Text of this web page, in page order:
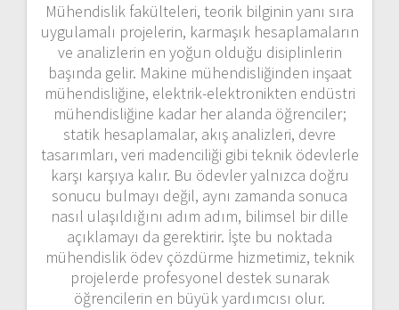
Mühendislik fakülteleri, teorik bilginin yanı sıra
uygulamalı projelerin, karmaşık hesaplamaların
ve analizlerin en yoğun olduğu disiplinlerin
başında gelir. Makine mühendisliğinden inşaat
mühendisliğine, elektrik-elektronikten endüstri
mühendisliğine kadar her alanda öğrenciler;
statik hesaplamalar, akış analizleri, devre
tasarımları, veri madenciliği gibi teknik ödevlerle
karşı karşıya kalır. Bu ödevler yalnızca doğru
sonucu bulmayı değil, aynı zamanda sonuca
nasıl ulaşıldığını adım adım, bilimsel bir dille
açıklamayı da gerektirir. İşte bu noktada
mühendislik ödev çözdürme hizmetimiz, teknik
projelerde profesyonel destek sunarak
öğrencilerin en büyük yardımcısı olur.